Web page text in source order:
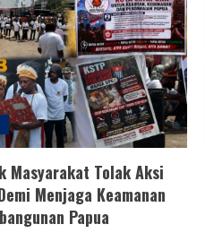
Masyarakat Tolak Aksi
Menjaga Keamanan
Papua